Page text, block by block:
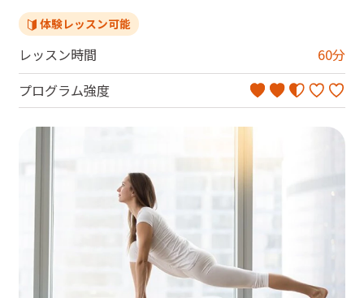
体験レッスン可能
レッスン時間 60分
プログラム強度